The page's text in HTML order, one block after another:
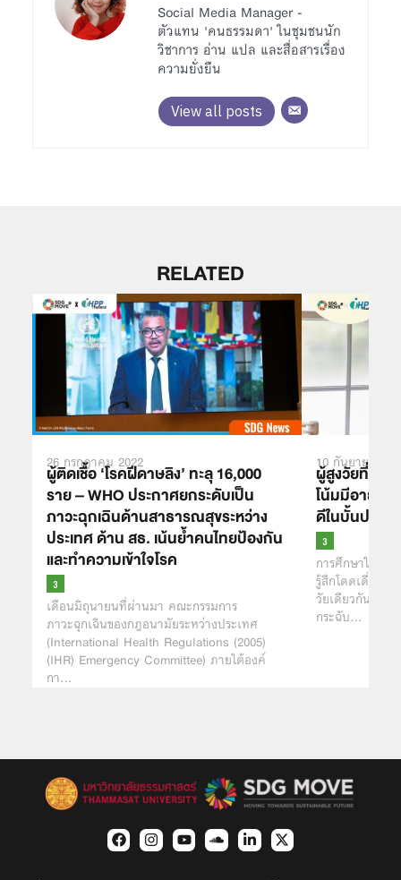
Social Media Manager -
ตัวแทน 'คนธรรมดา' ในชุมชนนัก
วิชาการ อ่าน แปล และสื่อสารเรื่อง
ความยั่งยืน
View all posts
RELATED
26 กรกฎาคม 2022
ผู้ติดเชื้อ ‘โรคฝีดาษลิง’ ทะลุ 16,000
ราย – WHO ประกาศยกระดับเป็น
ภาวะฉุกเฉินด้านสาธารณสุขระหว่าง
ประเทศ ด้าน สธ. เน้นย้ำคนไทยป้องกัน
และทำความเข้าใจโรค
เดือนมิถุนายนที่ผ่านมา คณะกรรมการ
ภาวะฉุกเฉินของกฎอนามัยระหว่างประเทศ
(International Health Regulations (2005)
(IHR) Emergency Committee) ภายใต้องค์
กา…
10 กันยายน
ผู้สูงวัยที่รู้สึก
โน้มมีอายุที่เ
ดีในบั้นปลาย
การศึกษาในสิง
รู้สึกโดดเดี่ยวมี
วัยเดียวกัน แล
กระฉับ…